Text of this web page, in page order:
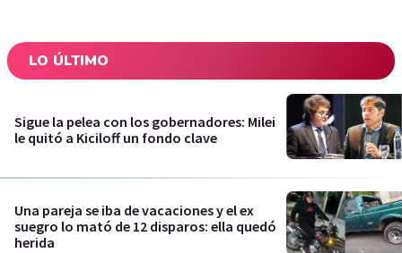
LO ÚLTIMO
Sigue la pelea con los gobernadores: Milei
le quitó a Kiciloff un fondo clave
Una pareja se iba de vacaciones y el ex
suegro lo mató de 12 disparos: ella quedó
herida